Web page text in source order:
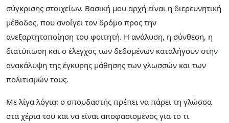
σύγκρισης στοιχείων. Βασική μου αρχή είναι η διερευνητική
μέθοδος, που ανοίγει τον δρόμο προς την
ανεξαρτητοποίηση του φοιτητή. Η ανάλυση, η σύνθεση, η
διατύπωση και ο έλεγχος των δεδομένων καταλήγουν στην
ανακάλυψη της έγκυρης μάθησης των γλωσσών και των
πολιτισμών τους.
Με λίγα λόγια: ο σπουδαστής πρέπει να πάρει τη γλώσσα
στα χέρια του και να είναι αποφασισμένος για το τι